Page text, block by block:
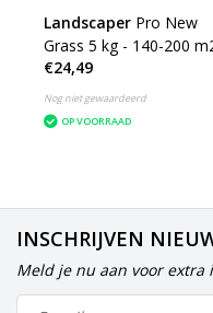
Landscaper Pro New
Grass 5 kg - 140-200
€24,49
Nog niet gewaardeerd
OP VOORRAAD
INSCHRIJVEN
Meld je nu aan voor